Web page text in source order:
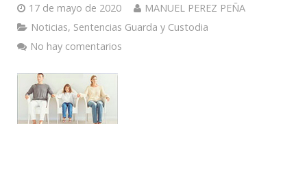
17 de mayo de 2020
MANUEL PEREZ PEÑA
Noticias, Sentencias Guarda y Custodia
No hay comentarios